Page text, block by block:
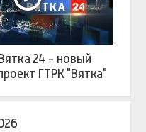
24 - новый
ГТРК "Вятка"